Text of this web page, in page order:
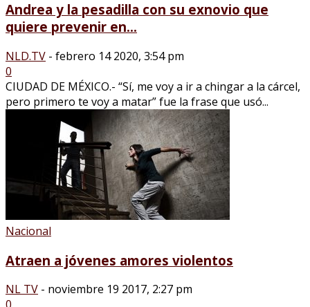
Andrea y la pesadilla con su exnovio que
quiere prevenir en...
NLD.TV - febrero 14 2020, 3:54 pm
0
CIUDAD DE MÉXICO.- “Sí, me voy a ir a chingar a la cárcel,
pero primero te voy a matar” fue la frase que usó...
Nacional
Atraen a jóvenes amores violentos
NL TV - noviembre 19 2017, 2:27 pm